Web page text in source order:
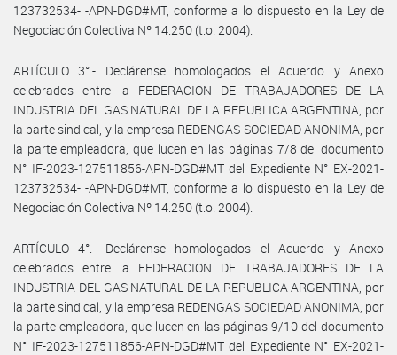
123732534- -APN-DGD#MT, conforme a lo dispuesto en la Ley de
Negociación Colectiva Nº 14.250 (t.o. 2004).
ARTÍCULO 3°.- Declárense homologados el Acuerdo y Anexo
celebrados entre la FEDERACION DE TRABAJADORES DE LA
INDUSTRIA DEL GAS NATURAL DE LA REPUBLICA ARGENTINA, por
la parte sindical, y la empresa REDENGAS SOCIEDAD ANONIMA, por
la parte empleadora, que lucen en las páginas 7/8 del documento
N° IF-2023-127511856-APN-DGD#MT del Expediente N° EX-2021-
123732534- -APN-DGD#MT, conforme a lo dispuesto en la Ley de
Negociación Colectiva Nº 14.250 (t.o. 2004).
ARTÍCULO 4°.- Declárense homologados el Acuerdo y Anexo
celebrados entre la FEDERACION DE TRABAJADORES DE LA
INDUSTRIA DEL GAS NATURAL DE LA REPUBLICA ARGENTINA, por
la parte sindical, y la empresa REDENGAS SOCIEDAD ANONIMA, por
la parte empleadora, que lucen en las páginas 9/10 del documento
N° IF-2023-127511856-APN-DGD#MT del Expediente N° EX-2021-